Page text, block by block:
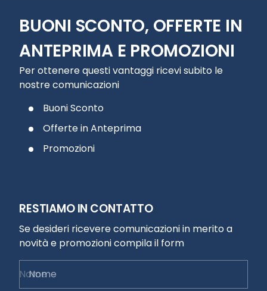
BUONI SCONTO, OFFERTE IN
ANTEPRIMA E PROMOZIONI
Per ottenere questi vantaggi ricevi subito le
nostre comunicazioni
Buoni Sconto
Offerte in Anteprima
Promozioni
RESTIAMO IN CONTATTO
Se desideri ricevere comunicazioni in merito a
novità e promozioni compila il form
Nome